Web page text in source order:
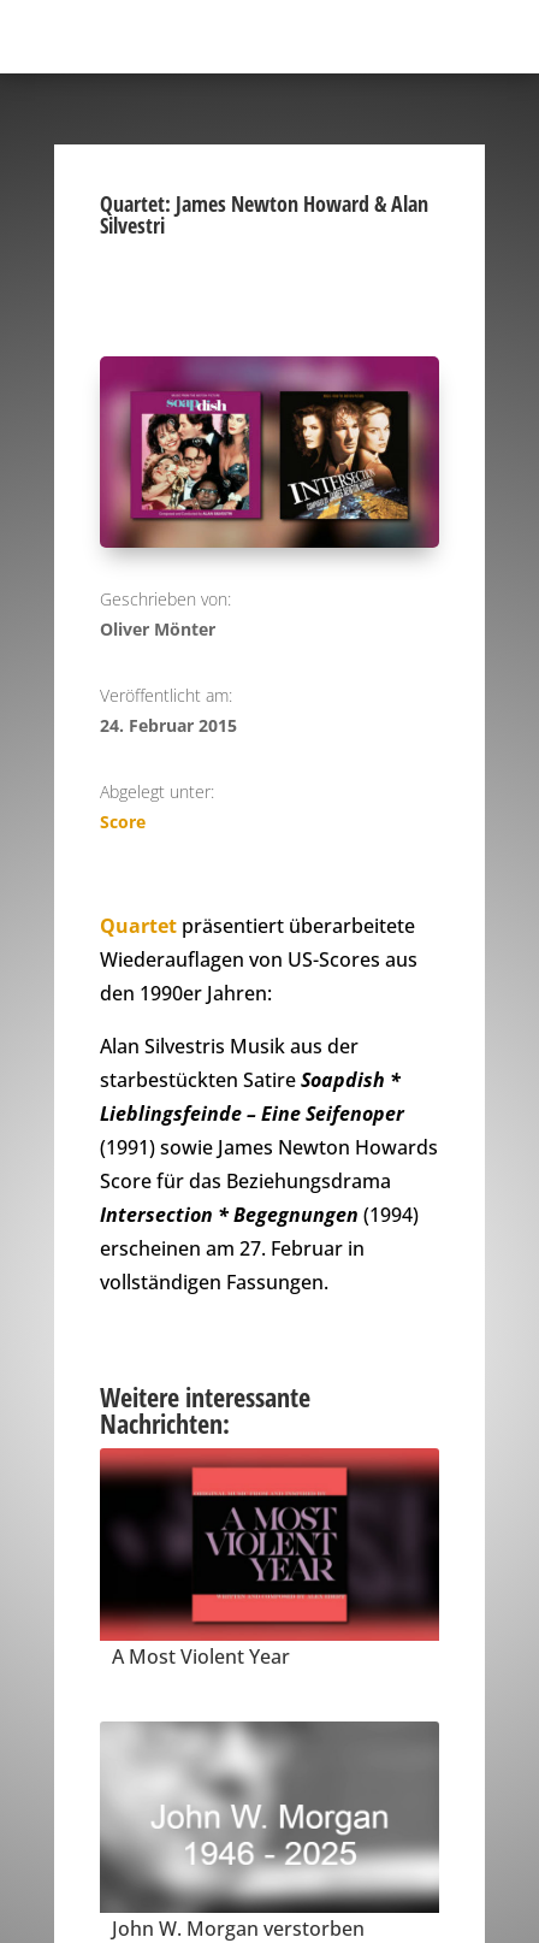
Quartet: James Newton Howard & Alan
Silvestri
Geschrieben von:
Oliver Mönter
Veröffentlicht am:
24. Februar 2015
Abgelegt unter:
Score
Quartetpräsentiert überarbeitete
Wiederauflagen von US-Scores aus
den 1990er Jahren:
Alan Silvestris Musik aus der
starbestückten SatireSoapdish *
Lieblingsfeinde – Eine Seifenoper
(1991) sowie James Newton Howards
Score für das Beziehungsdrama
Intersection * Begegnungen (1994)
erscheinen am 27. Februar in
vollständigen Fassungen.
Weitere interessante
Nachrichten:
A Most Violent Year
John W. Morgan verstorben